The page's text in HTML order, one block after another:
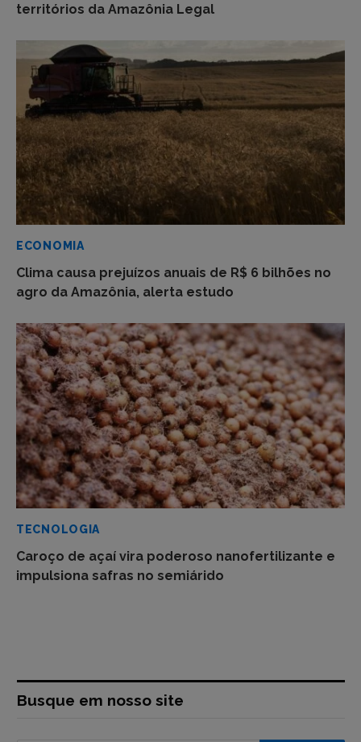
territórios da Amazônia Legal
ECONOMIA
Clima causa prejuízos anuais de R$ 6 bilhões no
agro da Amazônia, alerta estudo
TECNOLOGIA
Caroço de açaí vira poderoso nanofertilizante e
impulsiona safras no semiárido
Busque em nosso site